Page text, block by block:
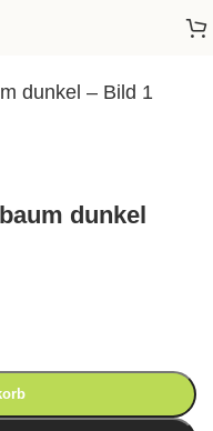
Nussbaum dunkel
dunkel